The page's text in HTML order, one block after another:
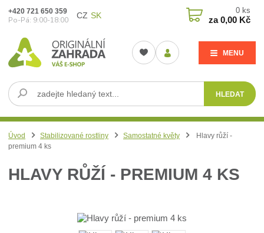
CZ SK
MENU
HLEDAT
+420 721 650 359
Po-Pá: 9:00-18:00
0 ks
za0,00 Kč
Úvod Stabilizované rostliny Samostatné květy
Hlavy růží -
premium 4 ks
HLAVY RŮŽÍ - PREMIUM 4 KS